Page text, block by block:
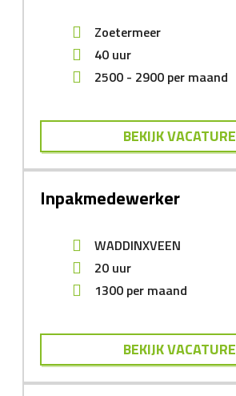
Zoetermeer
40 uur
2500 - 2900 per maand
BEKIJK VACATURE
Inpakmedewerker
WADDINXVEEN
20 uur
1300 per maand
BEKIJK VACATURE